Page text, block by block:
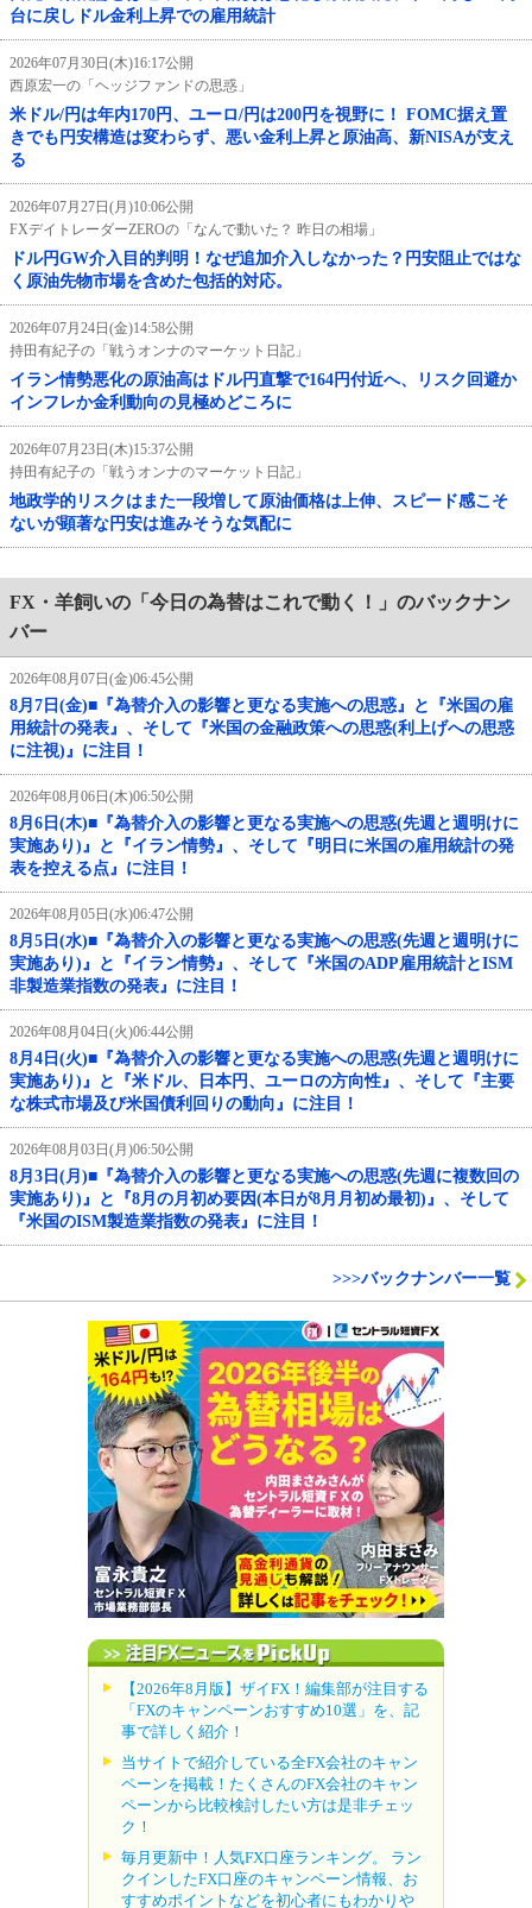
台に戻しドル金利上昇での雇用統計
2026年07月30日(木)16:17公開
西原宏一の「ヘッジファンドの思惑」
米ドル/円は年内170円、ユーロ/円は200円を視野に！ FOMC据え置
きでも円安構造は変わらず、悪い金利上昇と原油高、新NISAが支え
る
2026年07月27日(月)10:06公開
FXデイトレーダーZEROの「なんで動いた？ 昨日の相場」
ドル円GW介入目的判明！なぜ追加介入しなかった？円安阻止ではな
く原油先物市場を含めた包括的対応。
2026年07月24日(金)14:58公開
持田有紀子の「戦うオンナのマーケット日記」
イラン情勢悪化の原油高はドル円直撃で164円付近へ、リスク回避か
インフレか金利動向の見極めどころに
2026年07月23日(木)15:37公開
持田有紀子の「戦うオンナのマーケット日記」
地政学的リスクはまた一段増して原油価格は上伸、スピード感こそ
ないが顕著な円安は進みそうな気配に
FX・羊飼いの「今日の為替はこれで動く！」のバックナン
バー
2026年08月07日(金)06:45公開
8月7日(金)■『為替介入の影響と更なる実施への思惑』と『米国の雇
用統計の発表』、そして『米国の金融政策への思惑(利上げへの思惑
に注視)』に注目！
2026年08月06日(木)06:50公開
8月6日(木)■『為替介入の影響と更なる実施への思惑(先週と週明けに
実施あり)』と『イラン情勢』、そして『明日に米国の雇用統計の発
表を控える点』に注目！
2026年08月05日(水)06:47公開
8月5日(水)■『為替介入の影響と更なる実施への思惑(先週と週明けに
実施あり)』と『イラン情勢』、そして『米国のADP雇用統計とISM
非製造業指数の発表』に注目！
2026年08月04日(火)06:44公開
8月4日(火)■『為替介入の影響と更なる実施への思惑(先週と週明けに
実施あり)』と『米ドル、日本円、ユーロの方向性』、そして『主要
な株式市場及び米国債利回りの動向』に注目！
2026年08月03日(月)06:50公開
8月3日(月)■『為替介入の影響と更なる実施への思惑(先週に複数回の
実施あり)』と『8月の月初め要因(本日が8月月初め最初)』、そして
『米国のISM製造業指数の発表』に注目！
>>>バックナンバー一覧
【2026年8月版】ザイFX！編集部が注目する
「FXのキャンペーンおすすめ10選」を、記
事で詳しく紹介！
当サイトで紹介している全FX会社のキャン
ペーンを掲載！たくさんのFX会社のキャン
ペーンから比較検討したい方は是非チェッ
ク！
毎月更新中！人気FX口座ランキング。 ラン
クインしたFX口座のキャンペーン情報、お
すすめポイントなどを初心者にもわかりや